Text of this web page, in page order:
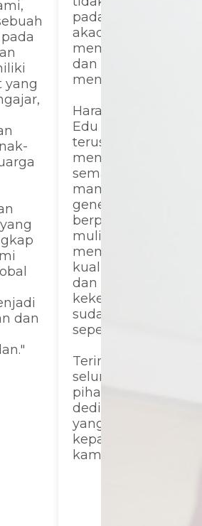
yang
dan
pada prestasi
akademik, tetapi
membentuk
dan akhlak anak
menjadi lebih baik.
Harapan kami,
Edu Global School
terus berkembang
menjadi sekolah
semakin maju,
mampu mencetak
generasi yang
berprestasi,
mulia, serta tetap
mempertahankan
kualitas pendidikan
dan suasana
kekeluargaan yang
sudah sangat baik
seperti saat ini.
Terima kasih
seluruh guru dan
pihak sekolah atas
dedikasi dan
yang telah
kepada anak-anak
kami."